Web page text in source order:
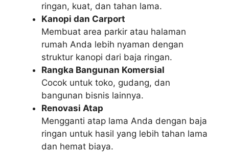
ringan, kuat, dan tahan lama.
Kanopi dan Carport
Membuat area parkir atau halaman
rumah Anda lebih nyaman dengan
struktur kanopi dari baja ringan.
Rangka Bangunan Komersial
Cocok untuk toko, gudang, dan
bangunan bisnis lainnya.
Renovasi Atap
Mengganti atap lama Anda dengan baja
ringan untuk hasil yang lebih tahan lama
dan hemat biaya.